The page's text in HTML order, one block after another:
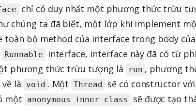
chỉ có duy nhất một phương thức trừu
chúng ta đã biết, một lớp khi implement
toàn bộ method của interface trong body của
Runnable
interface, interface này đã có từ
phương thức trừu tượng là
run , phương
là
void . Một Thread
sẽ có constructor với
một anonymous inner class sẽ được tạo